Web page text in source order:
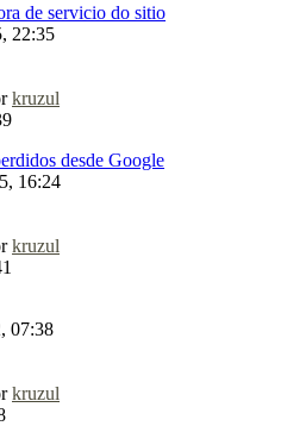
de servicio do sitio
22:35
kruzul
desde Google
16:24
kruzul
07:38
kruzul